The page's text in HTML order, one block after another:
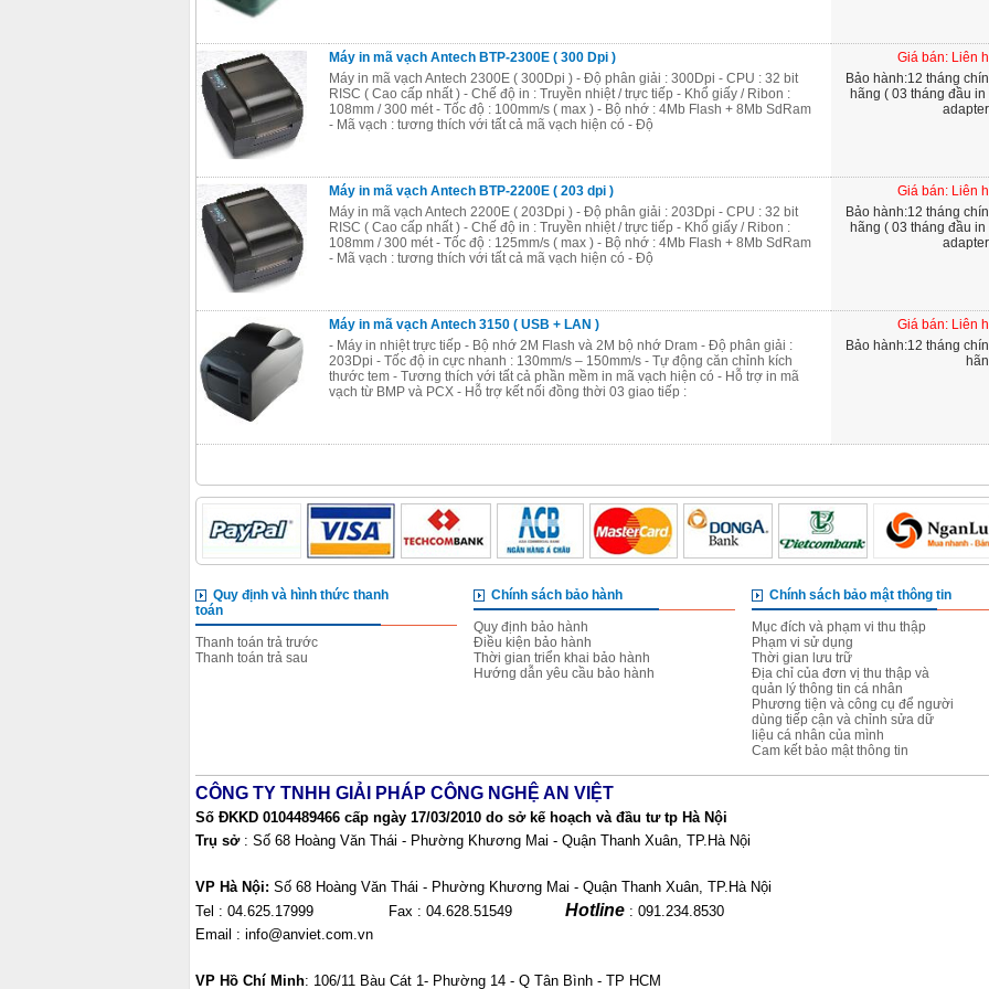
Máy in mã vạch Antech BTP-2300E ( 300 Dpi )
Máy in mã vạch Antech 2300E ( 300Dpi ) - Độ phân giải : 300Dpi - CPU : 32 bit
RISC ( Cao cấp nhất ) - Chế độ in : Truyền nhiệt / trực tiếp - Khổ giấy / Ribon :
108mm / 300 mét - Tốc độ : 100mm/s ( max ) - Bộ nhớ : 4Mb Flash + 8Mb SdRam
- Mã vạch : tương thích với tất cả mã vạch hiện có - Độ
Giá bán: Liên
Bảo hành:12 tháng
hãng ( 03 tháng đầu in
Máy in mã vạch Antech BTP-2200E ( 203 dpi )
Máy in mã vạch Antech 2200E ( 203Dpi ) - Độ phân giải : 203Dpi - CPU : 32 bit
RISC ( Cao cấp nhất ) - Chế độ in : Truyền nhiệt / trực tiếp - Khổ giấy / Ribon :
108mm / 300 mét - Tốc độ : 125mm/s ( max ) - Bộ nhớ : 4Mb Flash + 8Mb SdRam
- Mã vạch : tương thích với tất cả mã vạch hiện có - Độ
Giá bán: Liên
Bảo hành:12 tháng
hãng ( 03 tháng đầu in
Máy in mã vạch Antech 3150 ( USB + LAN )
- Máy in nhiệt trực tiếp - Bộ nhớ 2M Flash và 2M bộ nhớ Dram - Độ phân giải :
203Dpi - Tốc độ in cực nhanh : 130mm/s – 150mm/s - Tự động căn chỉnh kích
thước tem - Tương thích với tất cả phần mềm in mã vạch hiện có - Hỗ trợ in mã
vạch từ BMP và PCX - Hỗ trợ kết nối đồng thời 03 giao tiếp :
Giá bán: Liên
Bảo hành:12 tháng
Quy định và hình thức thanh
toán
Thanh toán trả trước
Thanh toán trả sau
Chính sách bảo hành
Quy định bảo hành
Điều kiện bảo hành
Thời gian triển khai bảo hành
Hướng dẫn yêu cầu bảo hành
Chính sách bảo mật thông tin
Mục đích và phạm vi thu thập
Phạm vi sử dụng
Thời gian lưu trữ
Địa chỉ của đơn vị thu thập và
quản lý thông tin cá nhân
Phương tiện và công cụ để người
dùng tiếp cận và chỉnh sửa dữ
liệu cá nhân của mình
Cam kết bảo mật thông tin
CÔNG TY TNHH GIẢI PHÁP CÔNG NGHỆ AN VIỆT
Số ĐKKD 0104489466 cấp ngày 17/03/2010 do sở kế hoạch và đầu tư tp Hà Nội
Trụ sở : Số 68 Hoàng Văn Thái - Phường Khương Mai - Quận Thanh Xuân, TP.Hà Nội
VP Hà Nội: Số 68 Hoàng Văn Thái - Phường Khương Mai - Quận Thanh Xuân, TP.Hà Nội
Tel : 04.625.17999 Fax : 04.628.51549 Hotline : 091.234.8530
Email : info@anviet.com.vn
VP Hồ Chí Minh: 106/11 Bàu Cát 1- Phường 14 - Q Tân Bình - TP HCM